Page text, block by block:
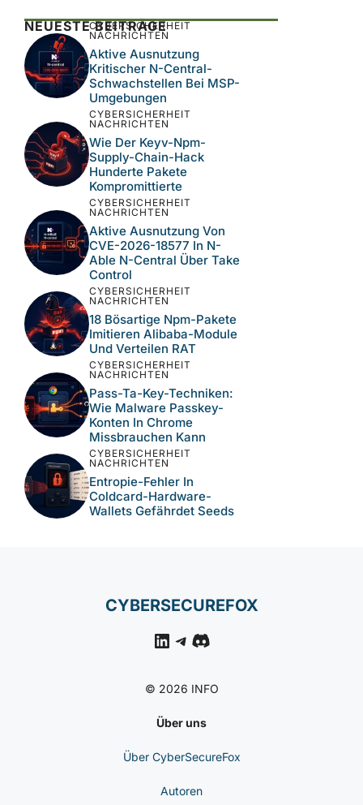
NEUESTE BEITRÄGE
CYBERSICHERHEIT
NACHRICHTEN
Aktive Ausnutzung
Kritischer N-Central-
Schwachstellen Bei MSP-
Umgebungen
CYBERSICHERHEIT
NACHRICHTEN
Wie Der Keyv-Npm-
Supply-Chain-Hack
Hunderte Pakete
Kompromittierte
CYBERSICHERHEIT
NACHRICHTEN
Aktive Ausnutzung Von
CVE-2026-18577 In N-
Able N-Central Über Take
Control
CYBERSICHERHEIT
NACHRICHTEN
18 Bösartige Npm-Pakete
Imitieren Alibaba-Module
Und Verteilen RAT
CYBERSICHERHEIT
NACHRICHTEN
Pass-Ta-Key-Techniken:
Wie Malware Passkey-
Konten In Chrome
Missbrauchen Kann
CYBERSICHERHEIT
NACHRICHTEN
Entropie-Fehler In
Coldcard-Hardware-
Wallets Gefährdet Seeds
CYBERSECUREFOX
LinkedIn
Telegram
Discord
© 2026 INFO
Über uns
Über CyberSecureFox
Autoren